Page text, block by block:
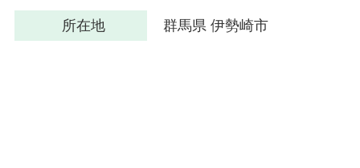
所在地 群馬県 伊勢崎市